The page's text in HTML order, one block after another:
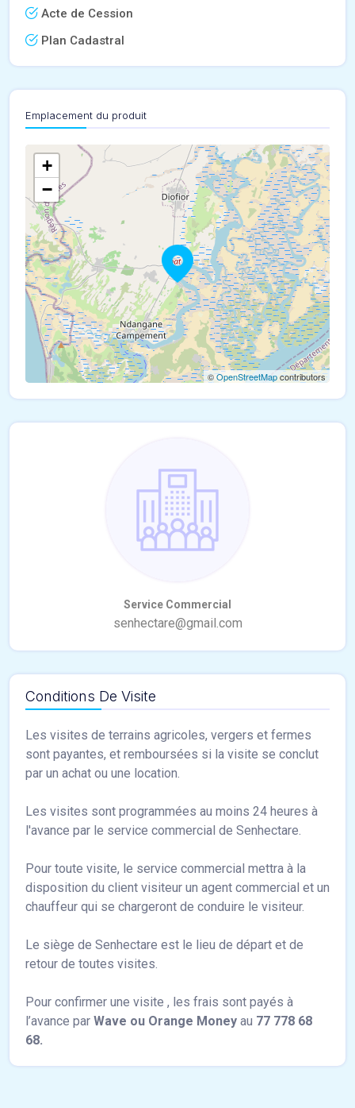
Acte de Cession
Plan Cadastral
Emplacement du produit
+
−
©OpenStreetMapcontributors
Conditions De Visite
Les visites de terrains agricoles, vergers et fermes
sont payantes, et remboursées si la visite se conclut
par un achat ou une location.
Les visites sont programmées au moins 24 heures à
l'avance par le service commercial de Senhectare.
Pour toute visite, le service commercial mettra à la
disposition du client visiteur un agent commercial et un
chauffeur qui se chargeront de conduire le visiteur.
Le siège de Senhectare est le lieu de départ et de
retour de toutes visites.
Pour confirmer une visite , les frais sont payés à
l’avance par Wave ou Orange Money au 77 778 68
68.